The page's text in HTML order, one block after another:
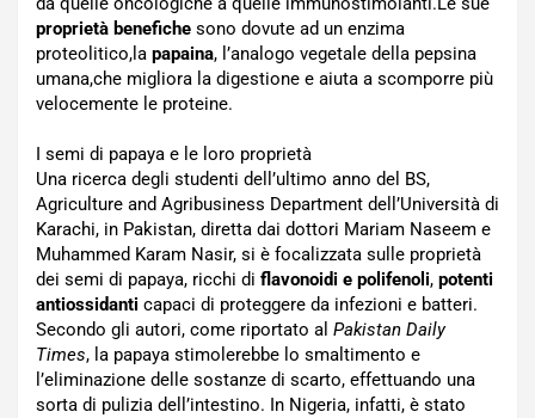
proprietà benefiche sono dovute ad un enzima
proteolitico,la papaina, l’analogo vegetale della pepsina
umana,che migliora la digestione e aiuta a scomporre più
velocemente le proteine.
I semi di papaya e le loro proprietà
Una ricerca degli studenti dell’ultimo anno del BS,
Agriculture and Agribusiness Department dell’Università di
Karachi, in Pakistan, diretta dai dottori Mariam Naseem e
Muhammed Karam Nasir, si è focalizzata sulle proprietà
dei semi di papaya, ricchi di flavonoidi e polifenoli, potenti
antiossidanti capaci di proteggere da infezioni e batteri.
Secondo gli autori, come riportato al Pakistan Daily
Times, la papaya stimolerebbe lo smaltimento e
l’eliminazione delle sostanze di scarto, effettuando una
sorta di pulizia dell’intestino. In Nigeria, infatti, è stato